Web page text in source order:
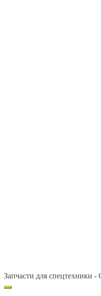
Запчасти для спецтехники